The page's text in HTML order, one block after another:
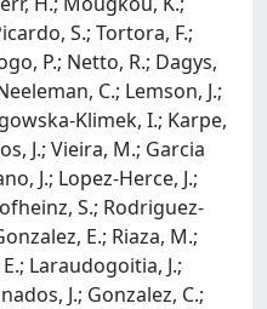
S.; Tortora, F.;
P.; Netto, R.; Dagys,
C.; Lemson, J.;
Klimek, I.; Karpe,
J.; Vieira, M.; Garcia
J.; Lopez-Herce, J.;
S.; Rodriguez-
E.; Riaza, M.;
Laraudogoitia, J.;
J.; Gonzalez, C.;